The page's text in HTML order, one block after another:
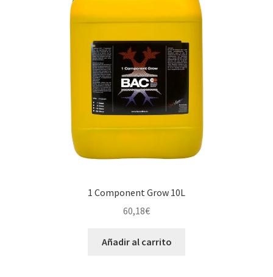
1 Component Grow 10L
60,18€
Añadir al carrito